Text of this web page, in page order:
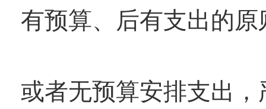
有预算、后有支出的
或者无预算安排支出